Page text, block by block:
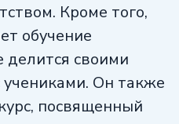
Кроме того,
обучение
делится своими
Он также
посвященный